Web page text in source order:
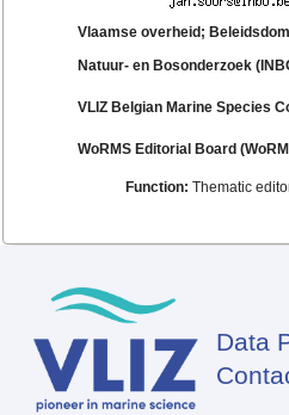
Vlaamse overheid;
Natuur- en Bosonderzoek
VLIZ Belgian Marine Species
WoRMS Editorial Board
Function:Thematic
Data